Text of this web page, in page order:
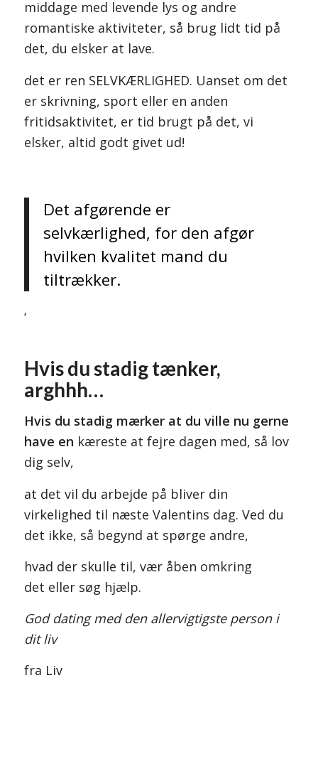
middage med levende lys og andre
romantiske aktiviteter, så brug lidt tid på
det, du elsker at lave.
det er ren SELVKÆRLIGHED. Uanset om det
er skrivning, sport eller en anden
fritidsaktivitet, er tid brugt på det, vi
elsker, altid godt givet ud!
Det afgørende er
selvkærlighed, for den afgør
hvilken kvalitet mand du
tiltrækker.
‘
Hvis du stadig tænker,
arghhh…
Hvis du stadig mærker at du ville nu gerne
have en kæreste at fejre dagen med, så lov
dig selv,
at det vil du arbejde på bliver din
virkelighed til næste Valentins dag. Ved du
det ikke, så begynd at spørge andre,
hvad der skulle til, vær åben omkring
det eller søg hjælp.
God dating med den allervigtigste person i
dit liv
fra Liv